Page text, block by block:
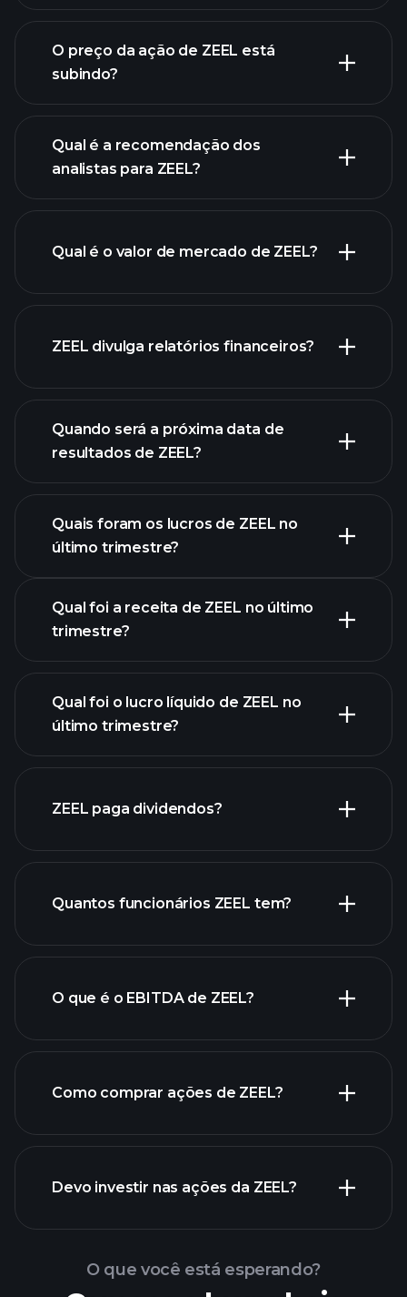
gráfico avançado
O preço da ação de ZEEL está
subindo?
de ZEEL.
Qual é a recomendação dos
analistas para ZEEL?
Qual é o valor de mercado de ZEEL?
lista de ações
ZEEL divulga relatórios financeiros?
finanças
de ZEEL
Quando será a próxima data de
resultados de ZEEL?
Quais foram os lucros de ZEEL no
último trimestre?
ZEEL
Qual foi a receita de ZEEL no último
trimestre?
relatórios
Qual foi o lucro líquido de ZEEL no
último trimestre?
ZEEL
ZEEL paga dividendos?
Quantos funcionários ZEEL tem?
O que é o EBITDA de ZEEL?
ZEEL
Como comprar ações de ZEEL?
Devo investir nas ações da ZEEL?
O que você está esperando?